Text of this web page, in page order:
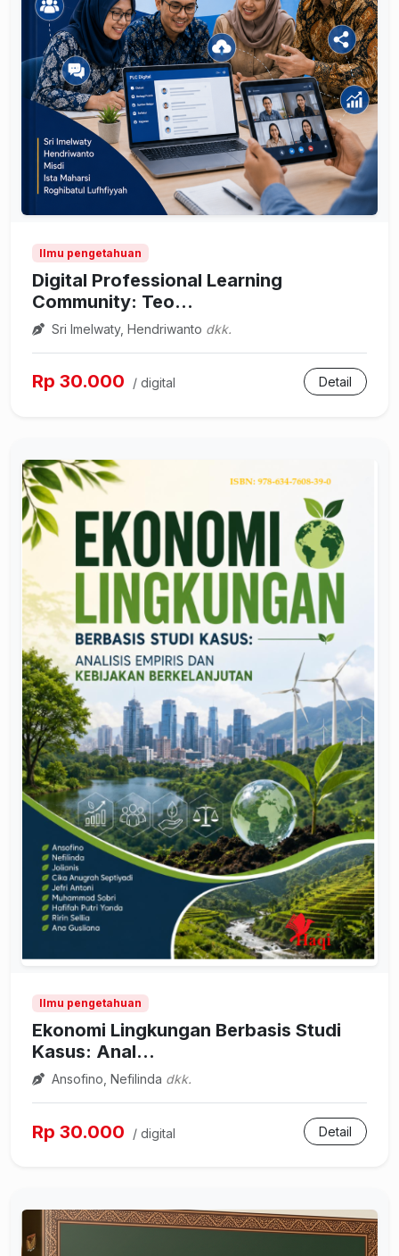
Ilmu pengetahuan
Digital Professional Learning
Community: Teo...
Sri Imelwaty, Hendriwanto dkk.
Rp 30.000 / digital Detail
Ilmu pengetahuan
Ekonomi Lingkungan Berbasis Studi
Kasus: Anal...
Ansofino, Nefilinda dkk.
Rp 30.000 / digital Detail